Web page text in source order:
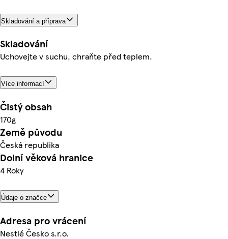
Skladování a příprava
Skladování
Uchovejte v suchu, chraňte před teplem.
Více informací
Čistý obsah
170g
Země původu
Česká republika
Dolní věková hranice
4 Roky
Údaje o značce
Adresa pro vrácení
Nestlé Česko s.r.o.